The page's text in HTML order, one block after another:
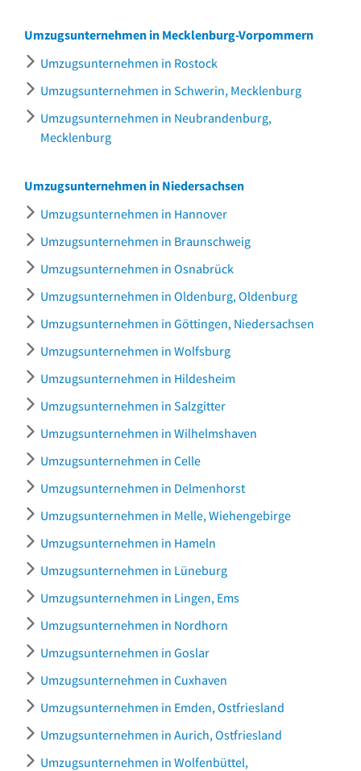
Umzugsunternehmen in Mecklenburg-Vorpommern
Umzugsunternehmen in Rostock
Umzugsunternehmen in Schwerin, Mecklenburg
Umzugsunternehmen in Neubrandenburg,
Mecklenburg
Umzugsunternehmen in Niedersachsen
Umzugsunternehmen in Hannover
Umzugsunternehmen in Braunschweig
Umzugsunternehmen in Osnabrück
Umzugsunternehmen in Oldenburg, Oldenburg
Umzugsunternehmen in Göttingen, Niedersachsen
Umzugsunternehmen in Wolfsburg
Umzugsunternehmen in Hildesheim
Umzugsunternehmen in Salzgitter
Umzugsunternehmen in Wilhelmshaven
Umzugsunternehmen in Celle
Umzugsunternehmen in Delmenhorst
Umzugsunternehmen in Melle, Wiehengebirge
Umzugsunternehmen in Hameln
Umzugsunternehmen in Lüneburg
Umzugsunternehmen in Lingen, Ems
Umzugsunternehmen in Nordhorn
Umzugsunternehmen in Goslar
Umzugsunternehmen in Cuxhaven
Umzugsunternehmen in Emden, Ostfriesland
Umzugsunternehmen in Aurich, Ostfriesland
Umzugsunternehmen in Wolfenbüttel,